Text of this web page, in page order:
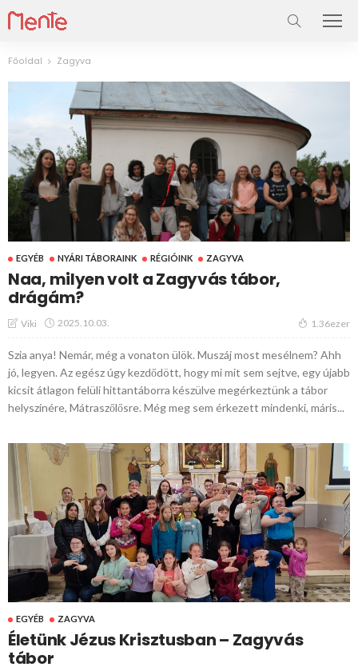
Főoldal Zagyva
EGYÉB NYÁRI TÁBORAINK RÉGIÓINK ZAGYVA
Naa, milyen volt a Zagyvás tábor,
drágám?
Viki 2025.10.03. 1.36ezer
Szia anya! Nemár, még a vonaton ülök. Muszáj most mesélnem? Ahh
jó, legyen. Az egész úgy kezdődött, hogy mi mit sem sejtve, egy újabb
kicsit átlagon felüli hittantáborra készülve megérkeztünk a tábor
helyszínére, Mátraszőlősre. Még meg sem érkezett mindenki, máris...
EGYÉB ZAGYVA
Életünk Jézus Krisztusban – Zagyvás
tábor